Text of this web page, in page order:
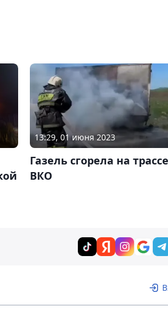
13:29, 01 июня 2023
Газель сгорела на
ВКО